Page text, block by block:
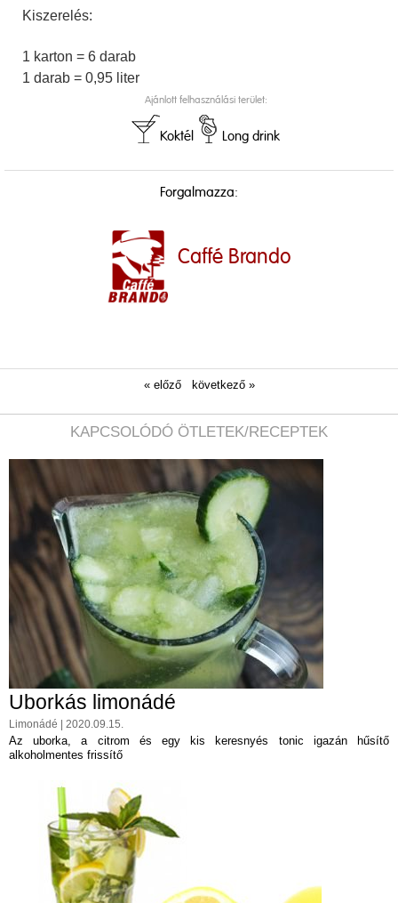
Kiszerelés:
1 karton = 6 darab
1 darab = 0,95 liter
Ajánlott felhasználási terület:
Koktél Long drink
Forgalmazza:
Caffé Brando
« előző következő »
KAPCSOLÓDÓ ÖTLETEK/RECEPTEK
Uborkás limonádé
Limonádé | 2020.09.15.
Az uborka, a citrom és egy kis keresnyés tonic igazán hűsítő
alkoholmentes frissítő